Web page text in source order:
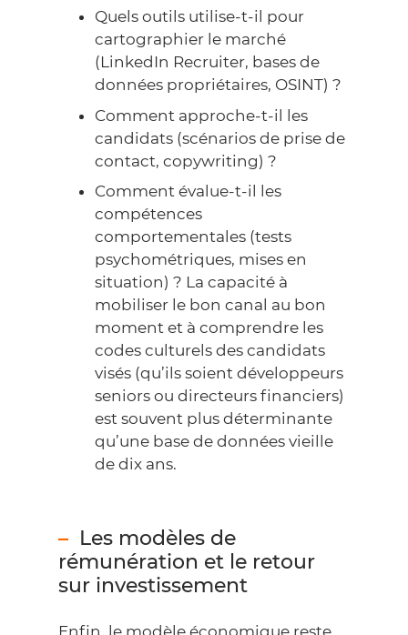
Quels outils utilise-t-il pour
cartographier le marché
(LinkedIn Recruiter, bases de
données propriétaires, OSINT) ?
Comment approche-t-il les
candidats (scénarios de prise de
contact, copywriting) ?
Comment évalue-t-il les
compétences
comportementales (tests
psychométriques, mises en
situation) ? La capacité à
mobiliser le bon canal au bon
moment et à comprendre les
codes culturels des candidats
visés (qu’ils soient développeurs
seniors ou directeurs financiers)
est souvent plus déterminante
qu’une base de données vieille
de dix ans.
Les modèles de
rémunération et le retour
sur investissement
Enfin, le modèle économique reste